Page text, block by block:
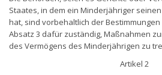
Staates, in dem ein Minderjähriger
hat, sind vorbehaltlich der Bestimmungen
Absatz 3 dafür zuständig, Maßnahmen
des Vermögens des Minderjährigen zu
Artikel 2